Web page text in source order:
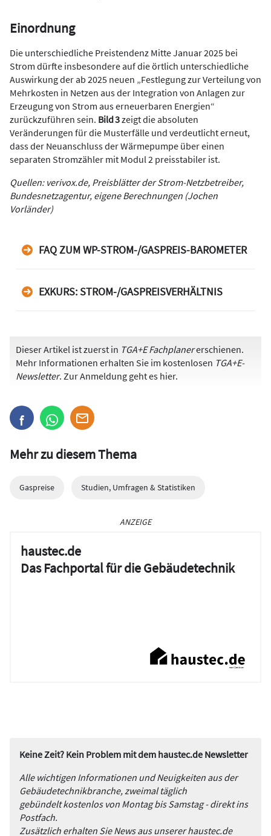
Einordnung
Die unterschiedliche Preistendenz Mitte Januar 2025 bei
Strom dürfte insbesondere auf die örtlich unterschiedliche
Auswirkung der ab 2025 neuen „Festlegung zur Verteilung von
Mehrkosten in Netzen aus der Integration von Anlagen zur
Erzeugung von Strom aus erneuerbaren Energien“
zurückzuführen sein. Bild 3zeigt die absoluten
Veränderungen für die Musterfälle und verdeutlicht erneut,
dass der Neuanschluss der Wärmepumpe über einen
separaten Stromzähler mit Modul 2 preisstabiler ist.
Quellen: verivox.de, Preisblätter der Strom-Netzbetreiber,
Bundesnetzagentur, eigene Berechnungen (Jochen
Vorländer)
FAQ ZUM WP-STROM-/GASPREIS-BAROMETER
EXKURS: STROM-/GASPREISVERHÄLTNIS
Dieser Artikel ist zuerst in TGA+E Fachplanererschienen.
Mehr Informationen erhalten Sie im kostenlosen TGA+E-
Newsletter. Zur Anmeldung geht es hier.
Mehr zu diesem Thema
Gaspreise Studien, Umfragen & Statistiken
ANZEIGE
haustec.de
Das Fachportal für die Gebäudetechnik
Keine Zeit? Kein Problem mit dem haustec.de Newsletter
Alle wichtigen Informationen und Neuigkeiten aus der
Gebäudetechnikbranche, zweimal täglich
gebündelt kostenlos von Montag bis Samstag - direkt ins
Postfach.
Zusätzlich erhalten Sie News aus unserer haustec.de